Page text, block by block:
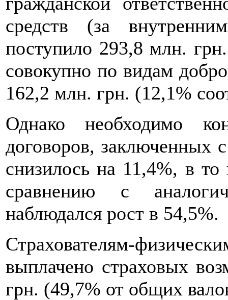
средств (за
поступило 293,8 млн.
совокупно по видам
162,2 млн. грн. (12,1%
Однако необходимо
договоров, заключенных
снизилось на 11,4%, в
сравнению с
наблюдался рост в 54,5%.
Страхователям-
выплачено страховых
грн. (49,7% от общих